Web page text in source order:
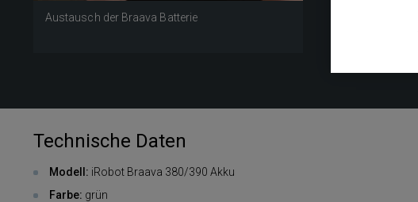
Austausch der Braava Batterie
Technische Daten
Modell: iRobot Braava 380/390 Akku
Farbe: grün